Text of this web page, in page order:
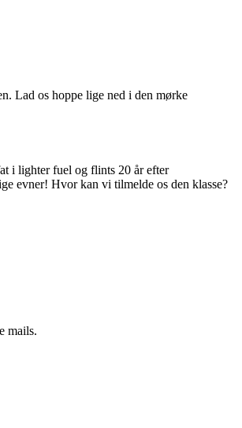
Lad os hoppe lige ned i den mørke
i lighter fuel og flints 20 år efter
evner! Hvor kan vi tilmelde os den klasse?
mails.